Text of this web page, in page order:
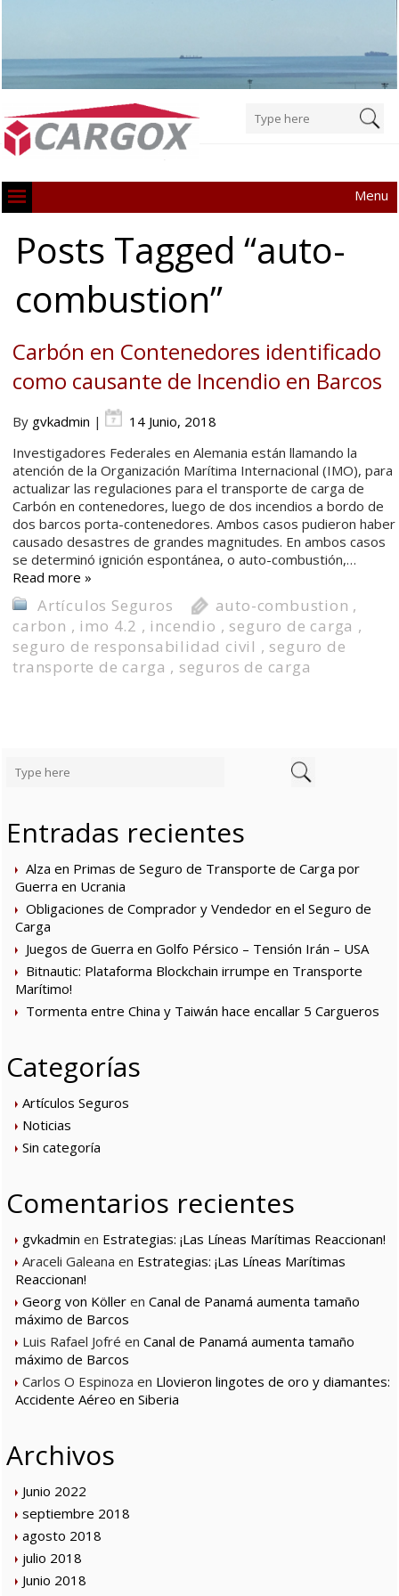
Menu
Posts Tagged “auto-
combustion”
Carbón en Contenedores identificado
como causante de Incendio en Barcos
By gvkadmin |
14 Junio, 2018
Investigadores Federales en Alemania están llamando la
atención de la Organización Marítima Internacional (IMO), para
actualizar las regulaciones para el transporte de carga de
Carbón en contenedores, luego de dos incendios a bordo de
dos barcos porta-contenedores. Ambos casos pudieron haber
causado desastres de grandes magnitudes. En ambos casos
se determinó ignición espontánea, o auto-combustión,…
Read more »
Artículos Seguros auto-combustion ,
carbon , imo 4.2 , incendio , seguro de carga ,
seguro de responsabilidad civil , seguro de
transporte de carga , seguros de carga
Entradas recientes
Alza en Primas de Seguro de Transporte de Carga por
Guerra en Ucrania
Obligaciones de Comprador y Vendedor en el Seguro de
Carga
Juegos de Guerra en Golfo Pérsico – Tensión Irán – USA
Bitnautic: Plataforma Blockchain irrumpe en Transporte
Marítimo!
Tormenta entre China y Taiwán hace encallar 5 Cargueros
Categorías
Artículos Seguros
Noticias
Sin categoría
Comentarios recientes
gvkadmin en Estrategias: ¡Las Líneas Marítimas Reaccionan!
Araceli Galeana en Estrategias: ¡Las Líneas Marítimas
Reaccionan!
Georg von Köller enCanal de Panamá aumenta tamaño
máximo de Barcos
Luis Rafael Jofré enCanal de Panamá aumenta tamaño
máximo de Barcos
Carlos O Espinoza en Llovieron lingotes de oro y diamantes:
Accidente Aéreo en Siberia
Archivos
Junio 2022
septiembre 2018
agosto 2018
julio 2018
Junio 2018